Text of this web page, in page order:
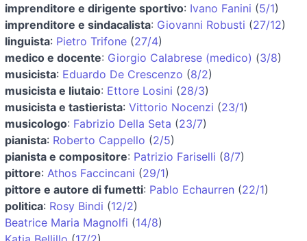
imprenditore e dirigente sportivo: Ivano Fanini (5/1)
imprenditore e sindacalista: Giovanni Robusti (27/12)
linguista: Pietro Trifone (27/4)
medico e docente: Giorgio Calabrese (medico) (3/8)
musicista: Eduardo De Crescenzo (8/2)
musicista e liutaio: Ettore Losini (28/3)
musicista e tastierista: Vittorio Nocenzi (23/1)
musicologo: Fabrizio Della Seta (23/7)
pianista: Roberto Cappello (2/5)
pianista e compositore: Patrizio Fariselli (8/7)
pittore: Athos Faccincani (29/1)
pittore e autore di fumetti: Pablo Echaurren (22/1)
politica: Rosy Bindi (12/2)
Beatrice Maria Magnolfi (14/8)